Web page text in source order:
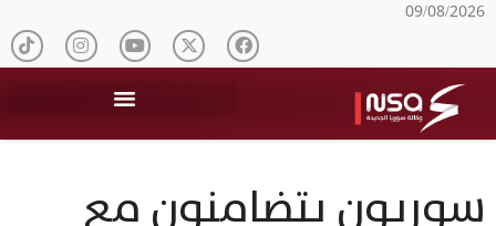
09/08/2026
سوريون يتضامنون مع